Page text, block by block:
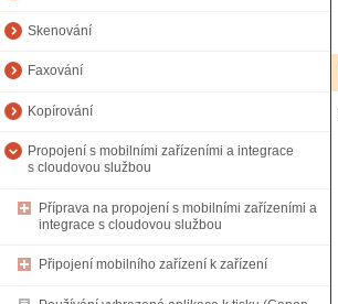
Skenování
Faxování
Kopírování
Propojení s mobilními zařízeními a integrace
s cloudovou službou
Příprava na propojení s mobilními zařízeními a
integrace s cloudovou službou
Připojení mobilního zařízení k zařízení